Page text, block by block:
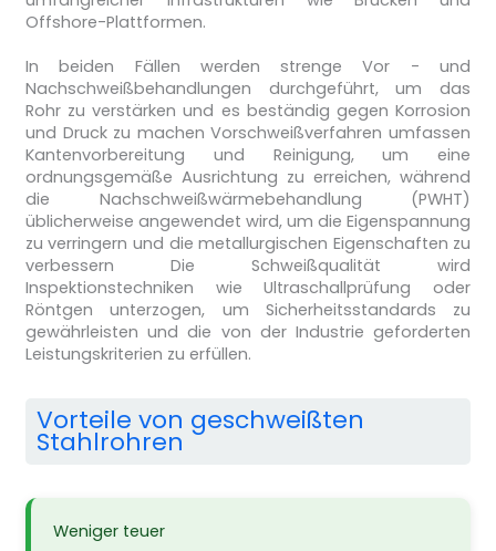
Offshore-Plattformen.
In beiden Fällen werden strenge Vor - und
Nachschweißbehandlungen durchgeführt, um das
Rohr zu verstärken und es beständig gegen Korrosion
und Druck zu machen Vorschweißverfahren umfassen
Kantenvorbereitung und Reinigung, um eine
ordnungsgemäße Ausrichtung zu erreichen, während
die Nachschweißwärmebehandlung (PWHT)
üblicherweise angewendet wird, um die Eigenspannung
zu verringern und die metallurgischen Eigenschaften zu
verbessern Die Schweißqualität wird
Inspektionstechniken wie Ultraschallprüfung oder
Röntgen unterzogen, um Sicherheitsstandards zu
gewährleisten und die von der Industrie geforderten
Leistungskriterien zu erfüllen.
Vorteile von geschweißten
Stahlrohren
Weniger teuer